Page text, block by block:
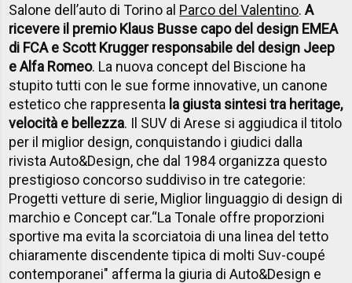
Salone dell’auto di Torino al Parco del Valentino.A
ricevere il premio Klaus Busse capo del design EMEA
di FCA e Scott Krugger responsabile del design Jeep
e Alfa Romeo. La nuova concept del Biscione ha
stupito tutti con le sue forme innovative, un canone
estetico che rappresenta la giusta sintesi tra heritage,
velocità e bellezza. Il SUV di Arese si aggiudica il titolo
per il miglior design, conquistando i giudici dalla
rivista Auto&Design, che dal 1984 organizza questo
prestigioso concorso suddiviso in tre categorie:
Progetti vetture di serie, Miglior linguaggio di design di
marchio e Concept car.“La Tonale offre proporzioni
sportive ma evita la scorciatoia di una linea del tetto
chiaramente discendente tipica di molti Suv-coupé
contemporanei" afferma la giuria di Auto&Design e